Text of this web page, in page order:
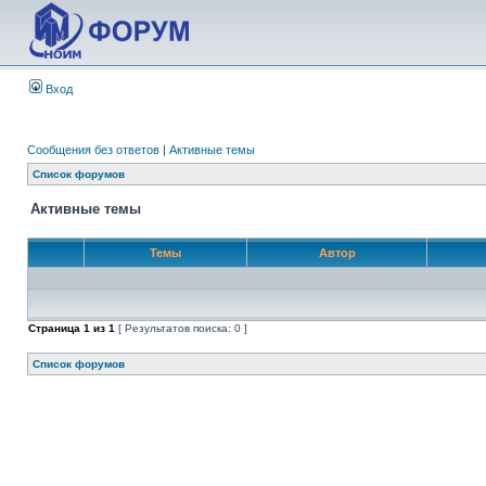
Вход
Сообщения без ответов | Активные темы
Список форумов
Активные темы
Темы Автор
Страница 1 из 1 [ Результатов поиска: 0 ]
Список форумов